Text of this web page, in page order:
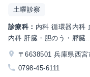
土曜診察
診療科： 内科 循環器内科
内科 肝臓・胆のう・膵臓...
〒6638501 兵庫県西
0798-45-6111